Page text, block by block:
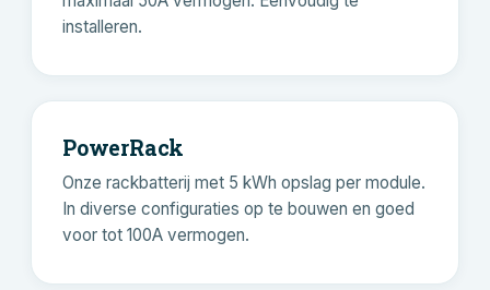
installeren.
PowerRack
Onze rackbatterij met 5 kWh opslag per module.
In diverse configuraties op te bouwen en goed
voor tot 100A vermogen.